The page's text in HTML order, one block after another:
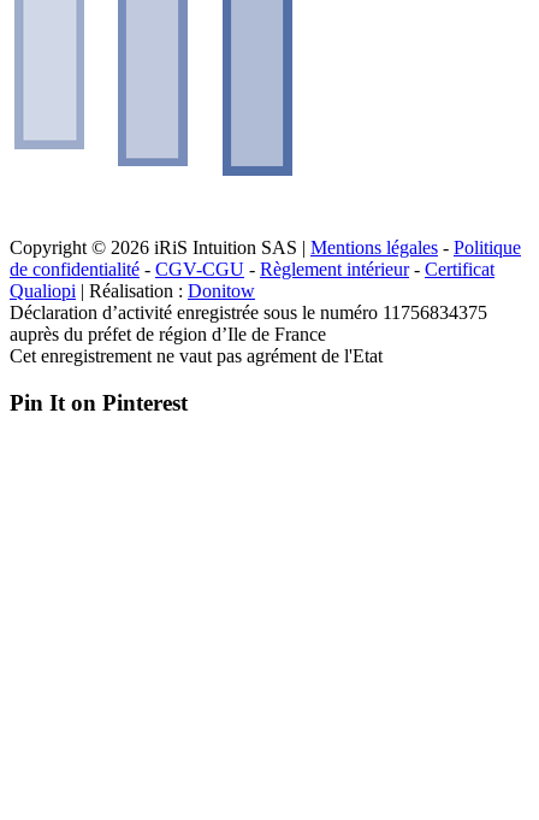
Copyright © 2026 iRiS Intuition SAS | Mentions légales - Politique
de confidentialité - CGV-CGU - Règlement intérieur- Certificat
Qualiopi | Réalisation : Donitow
Déclaration d’activité enregistrée sous le numéro 11756834375
auprès du préfet de région d’Ile de France
Cet enregistrement ne vaut pas agrément de l'Etat
Pin It on Pinterest